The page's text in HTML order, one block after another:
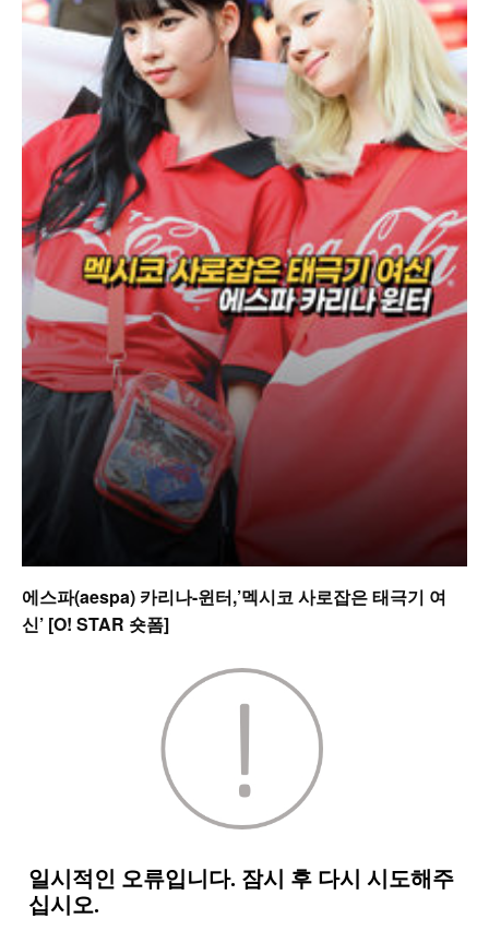
에스파(aespa) 카리나-윈터,’멕시코 사로잡은 태극기 여
신’ [O! STAR 숏폼]